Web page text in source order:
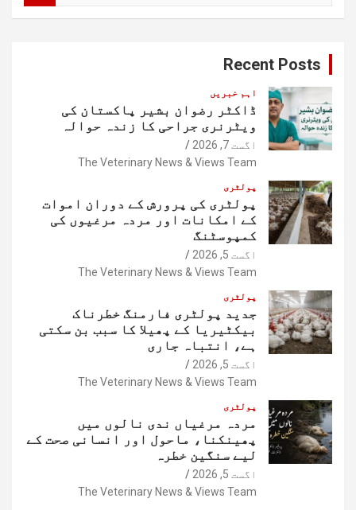
Recent Posts
اہم خبریں
ڈاکٹر رضوان بشیر پاکستان کی
ویٹرنری جراحی کا زندہ حوالہ
اگست 7, 2026
The Veterinary News & Views Team
پولٹری
پولٹری کی پرورش کے دوران اموات
کے امکانات اور مردہ مرغیوں کی
کمپوسٹنگ
اگست 5, 2026
The Veterinary News & Views Team
پولٹری
جدید پولٹری فارمنگ خطرناک
بیکٹیریا کے پھیلا کا سبب بن سکتی
ہے، انتباہ جاری
اگست 5, 2026
The Veterinary News & Views Team
پولٹری
مردہ مرغیاں ندی نالوں میں
پھینکنا، ماحول اور انسانی صحت کے
لیے سنگین خطرہ
اگست 5, 2026
The Veterinary News & Views Team